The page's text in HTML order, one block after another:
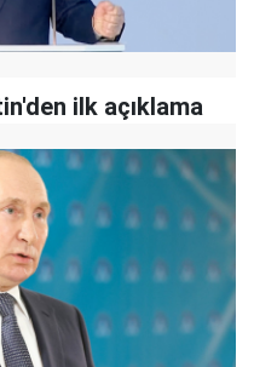
ilk açıklama